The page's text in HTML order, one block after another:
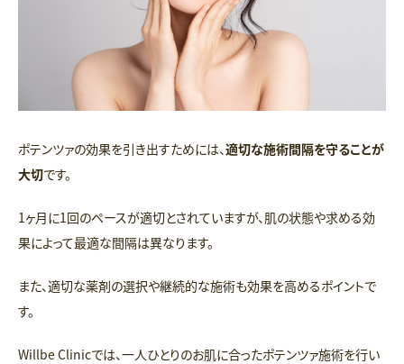
ポテンツァの効果を引き出すためには、適切な施術間隔を守ることが
大切です。
1ヶ月に1回のペースが適切とされていますが、肌の状態や求める効
果によって最適な間隔は異なります。
また、適切な薬剤の選択や継続的な施術も効果を高めるポイントで
す。
Willbe Clinicでは、一人ひとりのお肌に合ったポテンツァ施術を行い